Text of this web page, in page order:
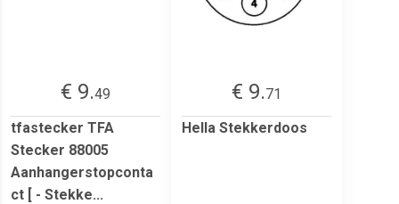
€ 9.49
tfastecker TFA
Stecker 88005
Aanhangerstopconta
ct [ - Stekke...
€ 9.71
Hella Stekkerdoos